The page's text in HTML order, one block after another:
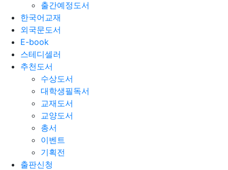
출간예정도서
한국어교재
외국문도서
E-book
스테디셀러
추천도서
수상도서
대학생필독서
교재도서
교양도서
총서
이벤트
기획전
출판신청